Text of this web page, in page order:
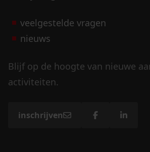
veelgestelde vragen
nieuws
Blijf op de hoogte van nieuwe
activiteiten.
inschrijven